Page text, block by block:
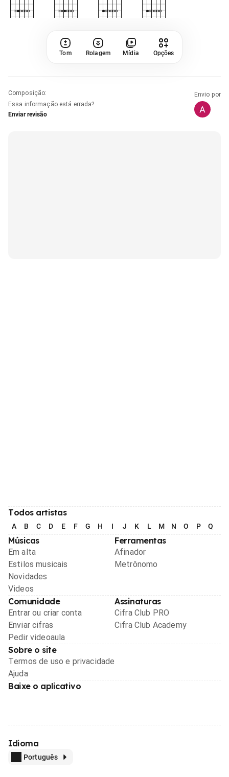
Tom Rolagem Mídia Opções
Composição:
Essa informação está errada?
Enviar revisão
Envio por
Todos artistas
A B C D E F G H I J K L M N O P Q
Músicas
Em alta
Estilos musicais
Novidades
Videos
Ferramentas
Afinador
Metrônomo
Comunidade
Entrar ou criar conta
Enviar cifras
Pedir videoaula
Assinaturas
Cifra Club PRO
Cifra Club Academy
Sobre o site
Termos de uso e privacidade
Ajuda
Baixe o aplicativo
Idioma
Português